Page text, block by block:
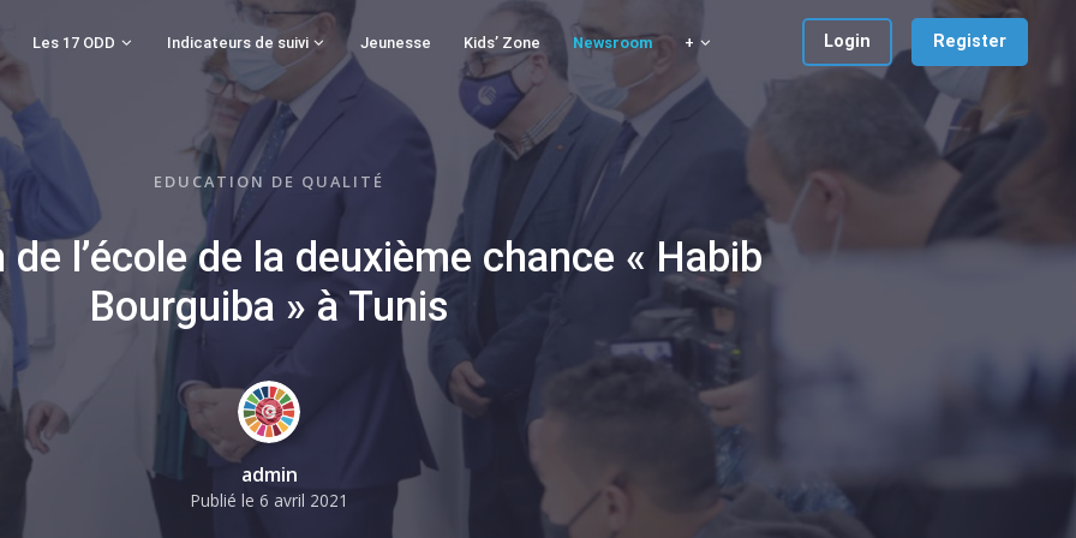
Les 17 ODD Indicateurs de suivi Jeunesse Kids’ Zone Newsroom + Login Register
EDUCATION DE QUALITÉ
l’école de la deuxième chance « Habib
Bourguiba » à Tunis
Publié le 6 avril 2021
admin